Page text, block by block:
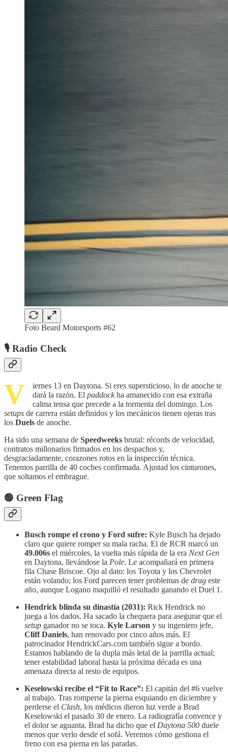
Foto Beard Motorsports #62
🎙️ Radio Check
V
iernes 13 en Daytona. Si eres supersticioso, lo de anoche te
dará la razón. El paddockha amanecido con esa extraña
calma tensa que precede a la tormenta del domingo. Los
setups de carrera están definidos y los mecánicos tienen ojeras tras
los Duels de anoche.
Ha sido una semana de Speedweeks brutal: récords de velocidad,
contratos millonarios firmados en los despachos y,
desgraciadamente, corazones rotos en la inspección técnica.
Tenemos parrilla de 40 coches confirmada. Ajustad los cinturones,
que soltamos el embrague.
🟢 Green Flag
Busch rompe el crono y Ford sufre: Kyle Busch ha dejado
claro que quiere romper su mala racha. El de RCR marcó un
49.006s el miércoles, la vuelta más rápida de la era Next Gen
en Daytona, llevándose la Pole. Le acompañará en primera
fila Chase Briscoe. Ojo al dato: los Toyota y los Chevrolet
están volando; los Ford parecen tener problemas de drag este
año, aunque Logano maquilló el resultado ganando el Duel 1.
Hendrick blinda su dinastía (2031): Rick Hendrick no
juega a los dados. Ha sacado la chequera para asegurar que el
setup ganador no se toca. Kyle Larson y su ingeniero jefe,
Cliff Daniels, han renovado por cinco años más. El
patrocinador HendrickCars.com también sigue a bordo.
Estamos hablando de la dupla más letal de la parrilla actual;
tener estabilidad laboral hasta la próxima década es una
amenaza directa al resto de equipos.
Keselowski recibe el “Fit to Race”: El capitán del #6 vuelve
al trabajo. Tras romperse la pierna esquiando en diciembre y
perderse el Clash, los médicos dieron luz verde a Brad
Keselowski el pasado 30 de enero. La radiografía convence y
el dolor se aguanta. Brad ha dicho que el Daytona 500 duele
menos que verlo desde el sofá. Veremos cómo gestiona el
freno con esa pierna en las paradas.